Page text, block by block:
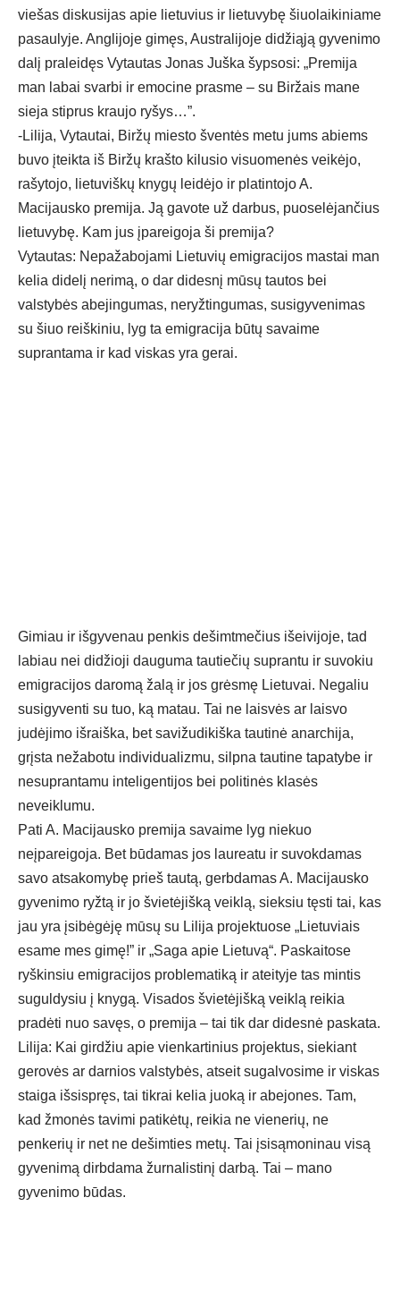
viešas diskusijas apie lietuvius ir lietuvybę šiuolaikiniame
pasaulyje. Anglijoje gimęs, Australijoje didžiąją gyvenimo
dalį praleidęs Vytautas Jonas Juška šypsosi: „Premija
man labai svarbi ir emocine prasme – su Biržais mane
sieja stiprus kraujo ryšys…”.
-Lilija, Vytautai, Biržų miesto šventės metu jums abiems
buvo įteikta iš Biržų krašto kilusio visuomenės veikėjo,
rašytojo, lietuviškų knygų leidėjo ir platintojo A.
Macijausko premija. Ją gavote už darbus, puoselėjančius
lietuvybę. Kam jus įpareigoja ši premija?
Vytautas: Nepažabojami Lietuvių emigracijos mastai man
kelia didelį nerimą, o dar didesnį mūsų tautos bei
valstybės abejingumas, neryžtingumas, susigyvenimas
su šiuo reiškiniu, lyg ta emigracija būtų savaime
suprantama ir kad viskas yra gerai.
Gimiau ir išgyvenau penkis dešimtmečius išeivijoje, tad
labiau nei didžioji dauguma tautiečių suprantu ir suvokiu
emigracijos daromą žalą ir jos grėsmę Lietuvai. Negaliu
susigyventi su tuo, ką matau. Tai ne laisvės ar laisvo
judėjimo išraiška, bet savižudikiška tautinė anarchija,
grįsta nežabotu individualizmu, silpna tautine tapatybe ir
nesuprantamu inteligentijos bei politinės klasės
neveiklumu.
Pati A. Macijausko premija savaime lyg niekuo
neįpareigoja. Bet būdamas jos laureatu ir suvokdamas
savo atsakomybę prieš tautą, gerbdamas A. Macijausko
gyvenimo ryžtą ir jo švietėjišką veiklą, sieksiu tęsti tai, kas
jau yra įsibėgėję mūsų su Lilija projektuose „Lietuviais
esame mes gimę!” ir „Saga apie Lietuvą“. Paskaitose
ryškinsiu emigracijos problematiką ir ateityje tas mintis
suguldysiu į knygą. Visados švietėjišką veiklą reikia
pradėti nuo savęs, o premija – tai tik dar didesnė paskata.
Lilija: Kai girdžiu apie vienkartinius projektus, siekiant
gerovės ar darnios valstybės, atseit sugalvosime ir viskas
staiga išsispręs, tai tikrai kelia juoką ir abejones. Tam,
kad žmonės tavimi patikėtų, reikia ne vienerių, ne
penkerių ir net ne dešimties metų. Tai įsisąmoninau visą
gyvenimą dirbdama žurnalistinį darbą. Tai – mano
gyvenimo būdas.